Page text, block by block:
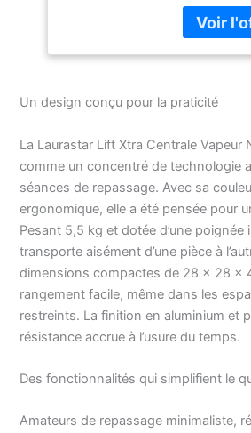
Respect
faux-plis
grâce à la
qui élimine
bactéries,
des
parfait de
grâce à la
Steam
régler la
Facile à
déplacer et
Un design conçu pour la praticité
La Laurastar Lift Xtra Centrale Vapeur
comme un concentré de technologie
séances de repassage. Avec sa
ergonomique, elle a été pensée pour
Pesant 5,5 kg et dotée d’une poignée
transporte aisément d’une pièce à
dimensions compactes de 28 x 28 x
rangement facile, même dans les
restreints. La finition en aluminium et
résistance accrue à l’usure du temps.
Des fonctionnalités qui simplifient le
Amateurs de repassage minimaliste,